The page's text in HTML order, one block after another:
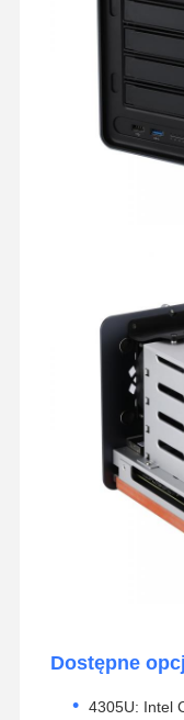
Dostępne
4305U: Intel